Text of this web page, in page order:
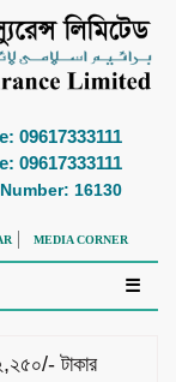
09617333111
09617333111
16130
MEDIA CORNER
☰
টাকার